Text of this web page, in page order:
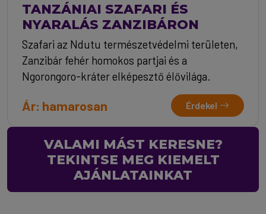
TANZÁNIAI SZAFARI ÉS
NYARALÁS ZANZIBÁRON
Szafari az Ndutu természetvédelmi területen,
Zanzibár fehér homokos partjai és a
Ngorongoro-kráter elképesztő élővilága.
Ár: hamarosan Érdekel
VALAMI MÁST KERESNE?
TEKINTSE MEG KIEMELT
AJÁNLATAINKAT